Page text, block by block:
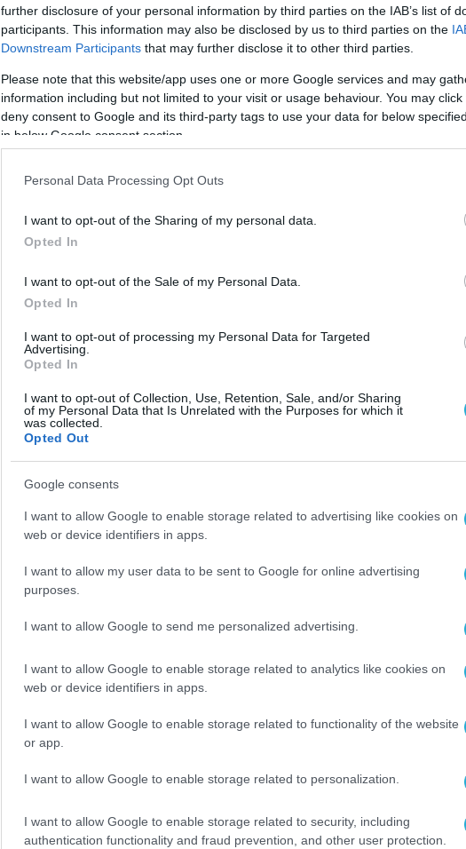
further disclosure of your personal information by third parties on the IAB’s list of
participants. This information may also be disclosed by us to third parties on the
Downstream Participants that may further disclose it to other third parties.
Please note that this website/app uses one or more Google services and may
information including but not limited to your visit or usage behaviour. You may
deny consent to Google and its third-party tags to use your data for below
in below Google consent section.
Personal Data Processing Opt Outs
I want to opt-out of the Sharing of my personal data.
Opted In
I want to opt-out of the Sale of my Personal Data.
Opted In
I want to opt-out of processing my Personal Data for Targeted
Advertising.
Opted In
I want to opt-out of Collection, Use, Retention, Sale, and/or Sharing
of my Personal Data that Is Unrelated with the Purposes for which it
was collected.
Opted Out
Google consents
I want to allow Google to enable storage related to advertising like cookies on
web or device identifiers in apps.
I want to allow my user data to be sent to Google for online advertising
purposes.
I want to allow Google to send me personalized advertising.
I want to allow Google to enable storage related to analytics like cookies on
web or device identifiers in apps.
I want to allow Google to enable storage related to functionality of the website
or app.
I want to allow Google to enable storage related to personalization.
I want to allow Google to enable storage related to security, including
authentication functionality and fraud prevention, and other user protection.